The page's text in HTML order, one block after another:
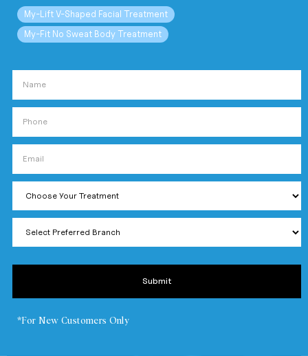
My-Lift V-Shaped Facial Treatment
My-Fit No Sweat Body Treatment
*For New Customers Only